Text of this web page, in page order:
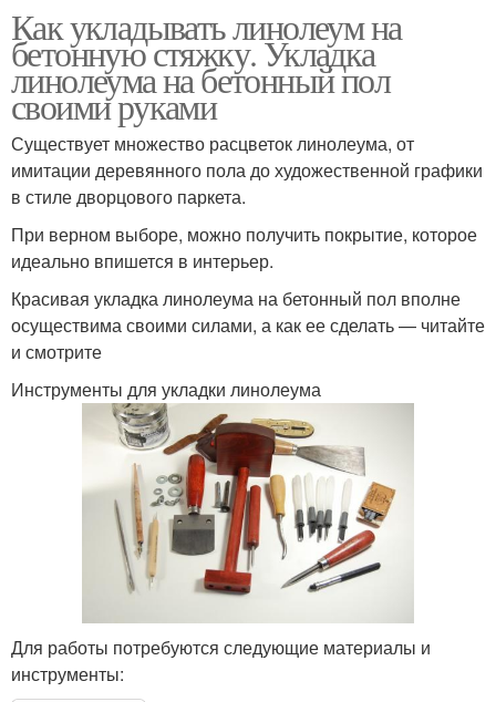
Как укладывать линолеум на
бетонную стяжку. Укладка
линолеума на бетонный пол
своими руками
Существует множество расцветок линолеума, от
имитации деревянного пола до художественной графики
в стиле дворцового паркета.
При верном выборе, можно получить покрытие, которое
идеально впишется в интерьер.
Красивая укладка линолеума на бетонный пол вполне
осуществима своими силами, а как ее сделать — читайте
и смотрите
Инструменты для укладки линолеума
Для работы потребуются следующие материалы и
инструменты: